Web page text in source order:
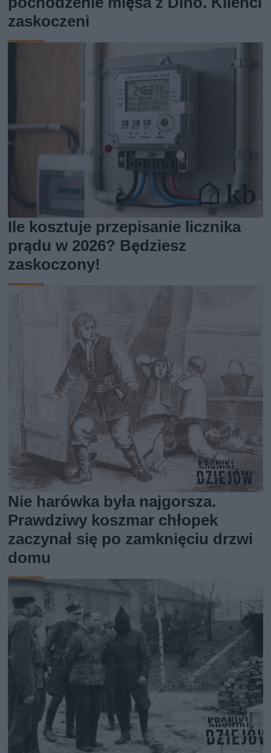
zaskoczeni
Ile kosztuje przepisanie licznika
prądu w 2026? Będziesz
zaskoczony!
Nie harówka była najgorsza.
Prawdziwy koszmar chłopek
zaczynał się po zamknięciu drzwi
domu